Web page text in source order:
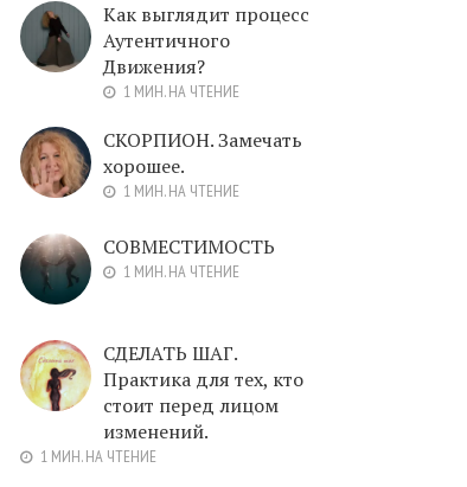
Как выглядит процесс
Аутентичного
Движения?
1 МИН. НА ЧТЕНИЕ
СКОРПИОН. Замечать
хорошее.
1 МИН. НА ЧТЕНИЕ
СОВМЕСТИМОСТЬ
1 МИН. НА ЧТЕНИЕ
СДЕЛАТЬ ШАГ.
Практика для тех, кто
стоит перед лицом
изменений.
1 МИН. НА ЧТЕНИЕ